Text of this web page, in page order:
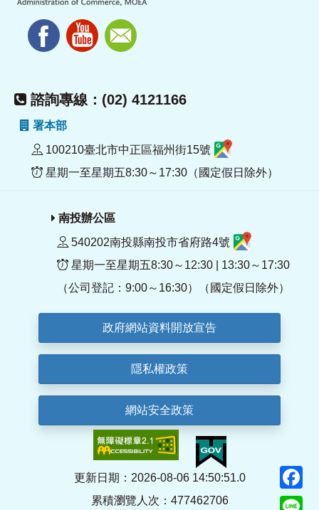
諮詢專線：(02) 4121166
署本部
100210臺北市中正區福州街15號
星期一至星期五8:30～17:30（國定假日除外）
南投辦公區
540202南投縣南投市省府路4號
星期一至星期五8:30～12:30 | 13:30～17:30
（公司登記：9:00～16:30）（國定假日除外）
政府網站資料開放宣告
隱私權政策
網站安全政策
更新日期：2026-08-06 14:50:51.0
累積瀏覽人次：477462706